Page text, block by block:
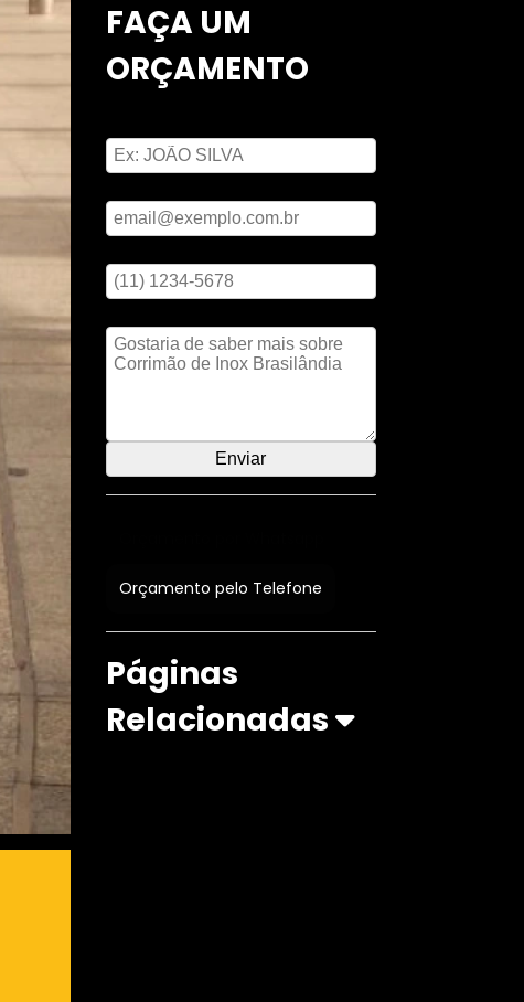
FAÇA UM
ORÇAMENTO
Orçamento pelo Telefone
Páginas
Relacionadas